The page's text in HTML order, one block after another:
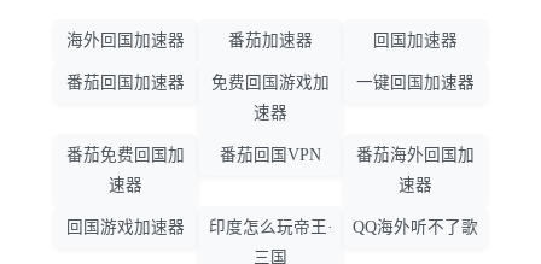
海外回国加速器 番茄加速器 回国加速器
番茄回国加速器
免费回国游戏加
速器
一键回国加速器
番茄免费回国加
速器
番茄回国VPN
番茄海外回国加
速器
回国游戏加速器
印度怎么玩帝王·
三国
QQ海外听不了歌